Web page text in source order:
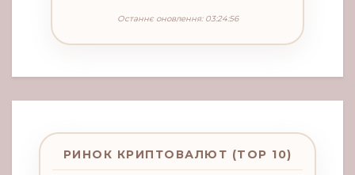
Останнє оновлення: 03:24:56
РИНОК КРИПТОВАЛЮТ (TOP 10)